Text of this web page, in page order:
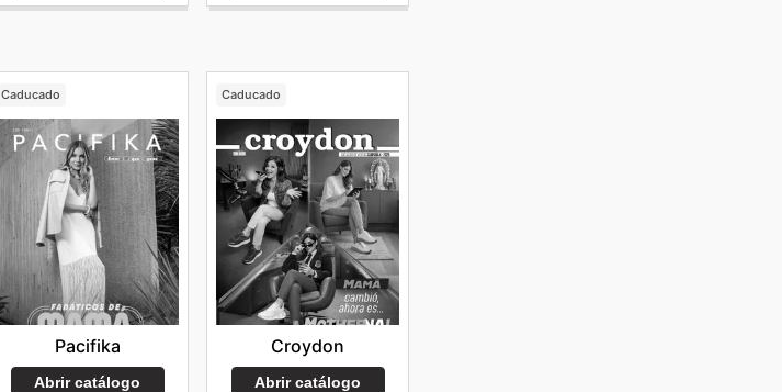
Caducado
Pacifika
Abrir catálogo
Caducado
Croydon
Abrir catálogo